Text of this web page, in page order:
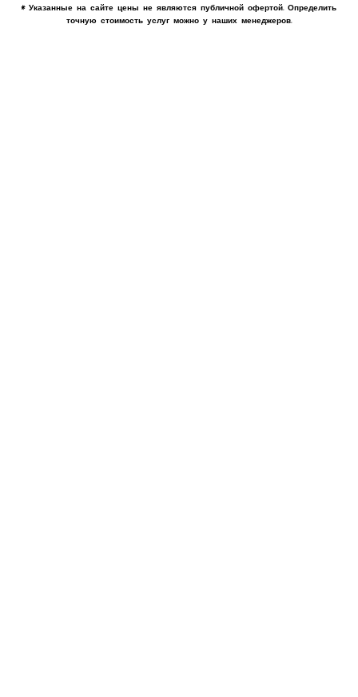
* Указанные на сайте цены не являются публичной офертой. Определить
точную стоимость услуг можно у наших менеджеров.